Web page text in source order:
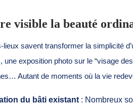
visible la beauté
lieux savent transformer la simplicité
une exposition photo sur le “visage
Autant de moments où la vie
du bâti existant : Nombreux